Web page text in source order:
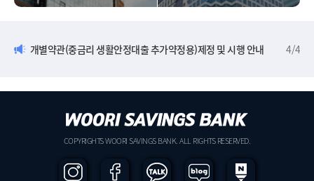
개별약관(중금리 생활안정대출 추가약정용)제정 및 시행 안내 4/4
COPYRIGHTS WOORI SAVINGS BANK. ALL RIGHTS RESERVED.